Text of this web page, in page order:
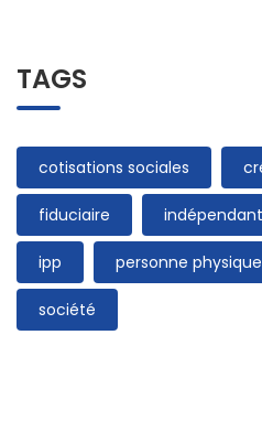
TAGS
cotisations sociales
fiduciaire indépendant
ipp personne physique
société